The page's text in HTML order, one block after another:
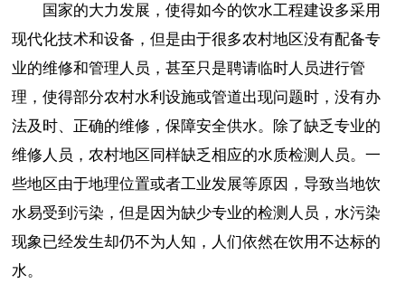
国家的大力发展，使得如今的饮水工程建设多采用
现代化技术和设备，但是由于很多农村地区没有配备专
业的维修和管理人员，甚至只是聘请临时人员进行管
理，使得部分农村水利设施或管道出现问题时，没有办
法及时、正确的维修，保障安全供水。除了缺乏专业的
维修人员，农村地区同样缺乏相应的水质检测人员。一
些地区由于地理位置或者工业发展等原因，导致当地饮
水易受到污染，但是因为缺少专业的检测人员，水污染
现象已经发生却仍不为人知，人们依然在饮用不达标的
水。